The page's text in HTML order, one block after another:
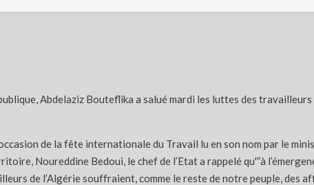
Abdelaziz Bouteflika a salué mardi les luttes des
de la fête internationale du Travail lu en son nom par le
Noureddine Bedoui, le chef de l’Etat a rappelé qu'”à
de l’Algérie souffraient, comme le reste de notre peuple, des